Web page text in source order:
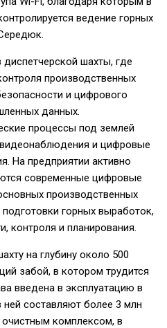
ведение горных
шахты, где
производственных
и цифрового
данных.
процессы под землей
и цифровые
На предприятии активно
современные цифровые
производственных
горных выработок,
контроля и планирования.
на глубину около 500
забой, в котором трудится
введена в эксплуатацию в
ней составляют более 3 млн
комплексом, в